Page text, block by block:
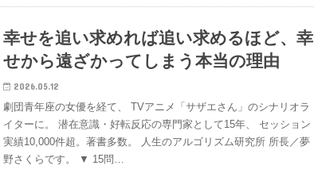
幸せを追い求めれば追い求めるほど、幸
せから遠ざかってしまう本当の理由
2026.05.12
劇団青年座の女優を経て、 TVアニメ「サザエさん」のシナリオラ
イターに。 潜在意識・好転反応の専門家として15年、 セッション
実績10,000件超。著書多数。 人生のアルゴリズム研究所 所長／夢
野さくらです。 ▼ 15問…